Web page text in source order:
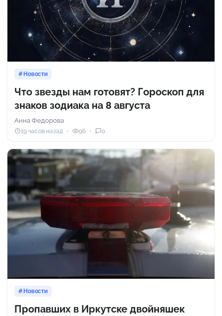
Новости
Что звезды нам готовят? Гороскоп для
знаков зодиака на 8 августа
Анна Федорова
19 часов назад 96 0
Новости
Пропавших в Иркутске двойняшек